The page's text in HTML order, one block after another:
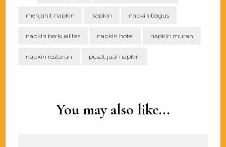
menjahit napkin napkin napkin bagus
napkin berkualitas napkin hotel napkin murah
napkin restoran pusat jual napkin
You may also like...